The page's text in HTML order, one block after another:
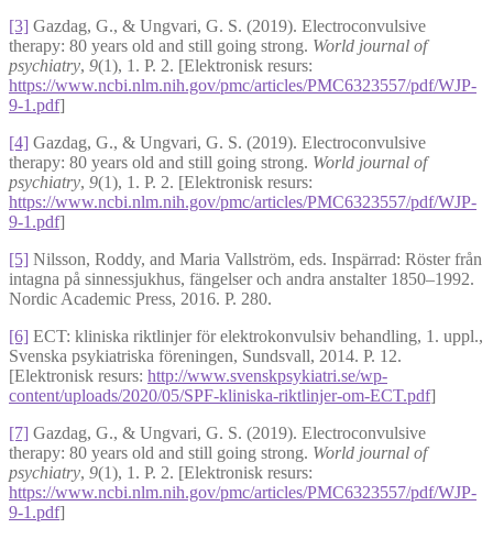
[3] Gazdag, G., & Ungvari, G. S. (2019). Electroconvulsive
therapy: 80 years old and still going strong. World journal of
psychiatry, 9(1), 1. P. 2. [Elektronisk resurs:
https://www.ncbi.nlm.nih.gov/pmc/articles/PMC6323557/pdf/WJP-
9-1.pdf]
[4] Gazdag, G., & Ungvari, G. S. (2019). Electroconvulsive
therapy: 80 years old and still going strong. World journal of
psychiatry, 9(1), 1. P. 2. [Elektronisk resurs:
https://www.ncbi.nlm.nih.gov/pmc/articles/PMC6323557/pdf/WJP-
9-1.pdf]
[5] Nilsson, Roddy, and Maria Vallström, eds. Inspärrad: Röster från
intagna på sinnessjukhus, fängelser och andra anstalter 1850–1992.
Nordic Academic Press, 2016. P. 280.
[6] ECT: kliniska riktlinjer för elektrokonvulsiv behandling, 1. uppl.,
Svenska psykiatriska föreningen, Sundsvall, 2014. P. 12.
[Elektronisk resurs: http://www.svenskpsykiatri.se/wp-
content/uploads/2020/05/SPF-kliniska-riktlinjer-om-ECT.pdf]
[7] Gazdag, G., & Ungvari, G. S. (2019). Electroconvulsive
therapy: 80 years old and still going strong. World journal of
psychiatry, 9(1), 1. P. 2. [Elektronisk resurs:
https://www.ncbi.nlm.nih.gov/pmc/articles/PMC6323557/pdf/WJP-
9-1.pdf]